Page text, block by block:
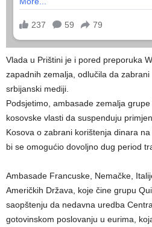
Vlada u Prištini je i pored preporuka
zapadnih zemalja, odlučila da
srbijanski mediji.
Podsjetimo, ambasade zemalja
kosovske vlasti da suspenduju
Kosova o zabrani korištenja dinara
bi se omogućio dovoljno dug period
Ambasade Francuske, Nemačke,
Američkih Država, koje čine grupu
saopštenju da nedavna uredba
gotovinskom poslovanju u eurima,